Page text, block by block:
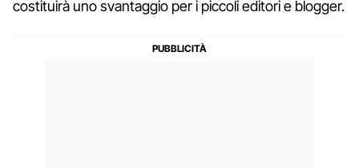
costituirà uno svantaggio per i piccoli editori e blogger.